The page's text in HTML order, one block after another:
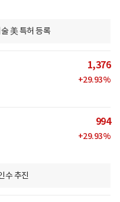
美 특허 등록
1,376
+29.93%
994
+29.93%
수 추진